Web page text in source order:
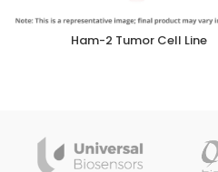
Ham-2 Tumor Cell Line